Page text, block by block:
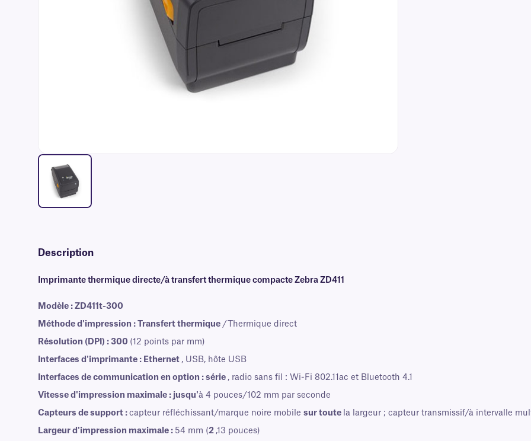
Description
Imprimante thermique directe/à transfert thermique compacte Zebra ZD411
Modèle : ZD411t-300
Méthode d'impression : Transfert thermique /Thermique direct
Résolution (DPI) : 300 (12 points par mm)
Interfaces d'imprimante : Ethernet , USB, hôte USB
Interfaces de communication en option : série , radio sans fil : Wi-Fi 802.11ac et Bluetooth 4.1
Vitesse d'impression maximale : jusqu'à 4 pouces/102 mm par seconde
Capteurs de support : capteur réfléchissant/marque noire mobile sur toute la largeur ; capteur transmissif/à intervalle
Largeur d'impression maximale : 54 mm (2 ,13 pouces)